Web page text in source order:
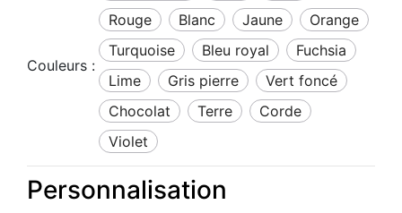
Couleurs :
rouge
blanc jaune
orange
turquoise
bleu royal
fuchsia
lime
gris pierre
vert foncé
chocolat
Terre
corde
violet
Personnalisation